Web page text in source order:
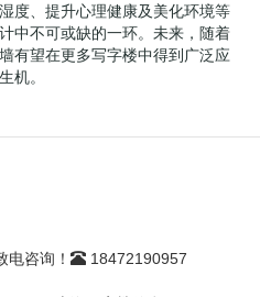
度、提升心理健康及美化环境等
中不可或缺的一环。未来，随着
有望在更多写字楼中得到广泛应
机。
电咨询！ 18472190957